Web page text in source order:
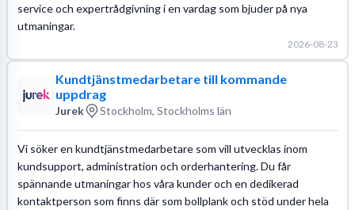
service och expertrådgivning i en vardag som bjuder på nya
utmaningar.
2026-08-23
Kundtjänstmedarbetare till kommande
uppdrag
Jurek Stockholm, Stockholms län
Vi söker en kundtjänstmedarbetare som vill utvecklas inom
kundsupport, administration och orderhantering. Du får
spännande utmaningar hos våra kunder och en dedikerad
kontaktperson som finns där som bollplank och stöd under hela